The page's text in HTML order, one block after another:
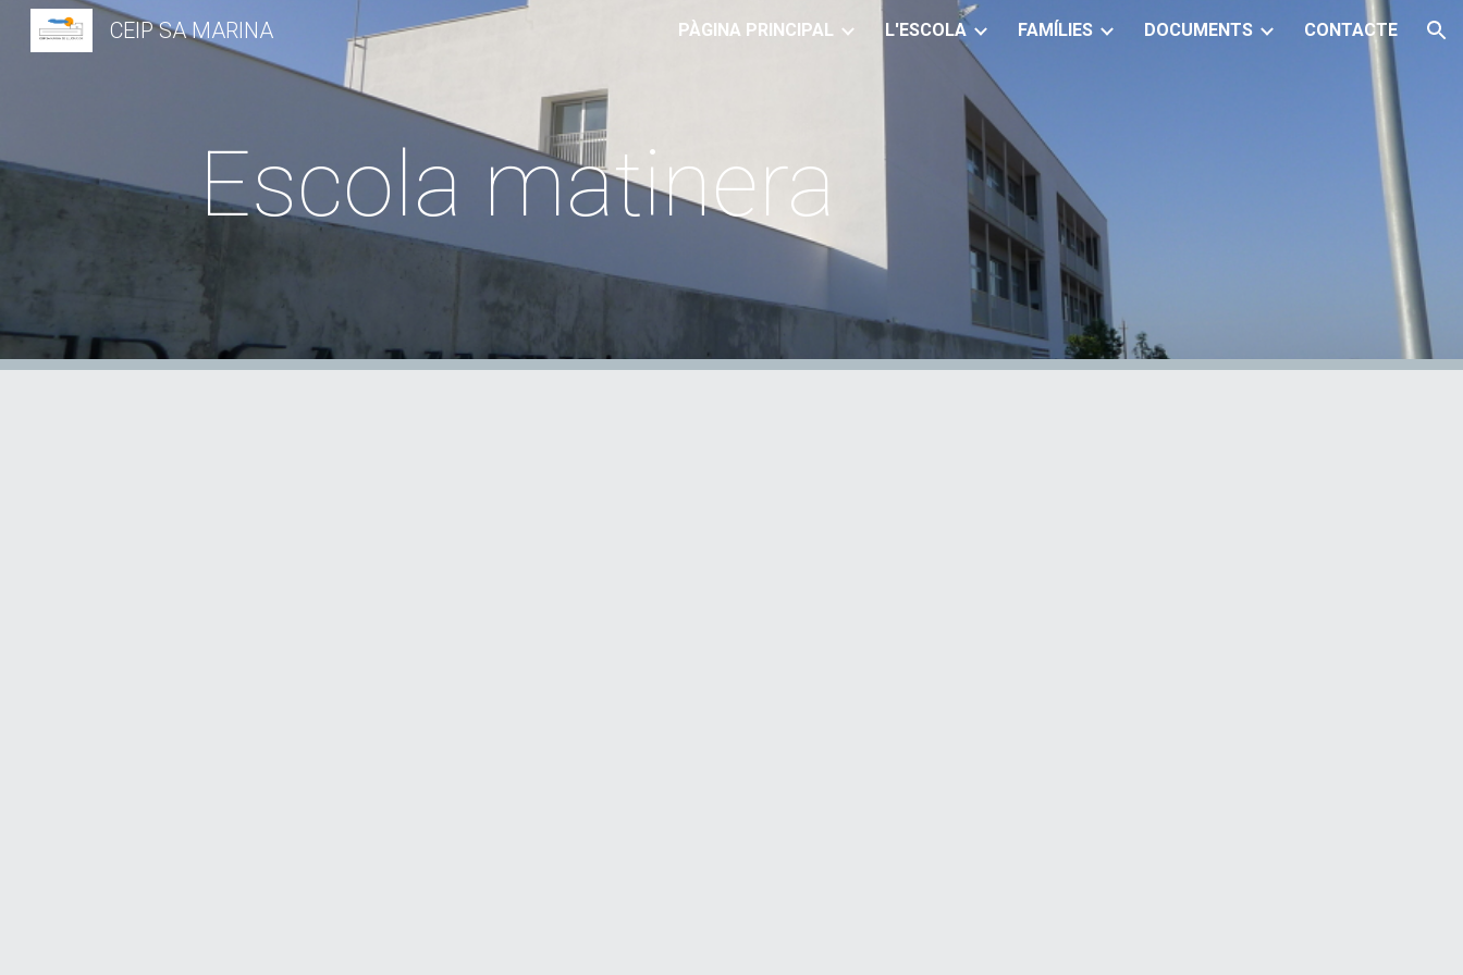
Skip to navigation
CEIP SA MARINA PÀGINA PRINCIPAL L'ESCOLA FAMÍLIES DOCUMENTS CONTACTE
Escola matinera